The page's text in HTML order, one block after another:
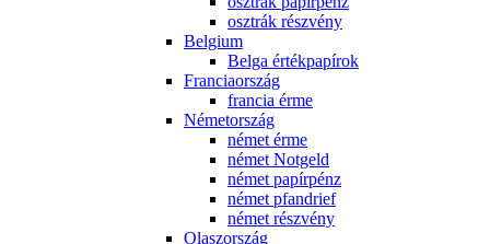
osztrák részvény
Belgium
Belga értékpapírok
Franciaország
francia érme
Németország
német érme
német Notgeld
német papírpénz
német pfandrief
német részvény
Olaszország